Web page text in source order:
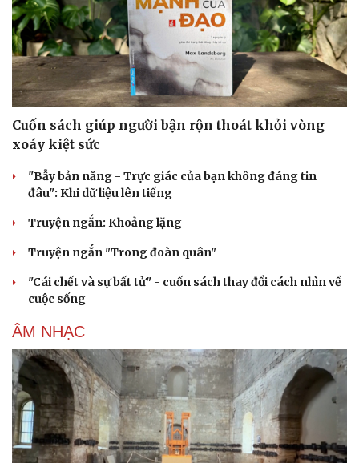
Cuốn sách giúp người bận rộn thoát khỏi vòng
xoáy kiệt sức
"Bẫy bản năng - Trực giác của bạn không đáng tin
đâu": Khi dữ liệu lên tiếng
Truyện ngắn: Khoảng lặng
Truyện ngắn "Trong đoàn quân"
"Cái chết và sự bất tử" - cuốn sách thay đổi cách nhìn về
cuộc sống
ÂM NHẠC